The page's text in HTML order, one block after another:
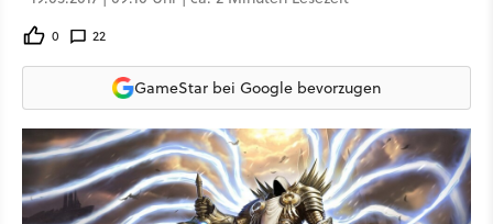
0 22
GameStar bei Google bevorzugen